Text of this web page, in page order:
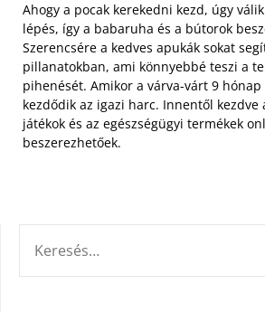
Ahogy a pocak kerekedni kezd, úgy
lépés, így a babaruha és a bútorok
Szerencsére a kedves apukák sokat
pillanatokban, ami könnyebbé teszi a
pihenését. Amikor a várva-várt 9
kezdődik az igazi harc. Innentől kezdve
játékok és az egészségügyi termékek
beszerezhetőek.